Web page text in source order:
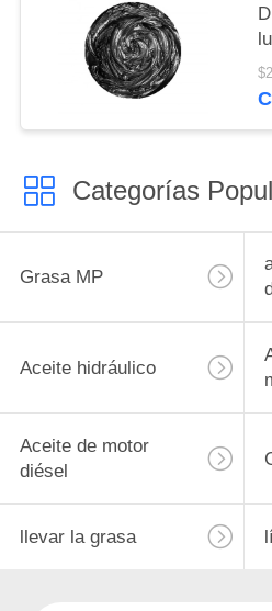
Categorías
Grasa MP
Aceite hidráulico
Aceite de motor
diésel
llevar la grasa